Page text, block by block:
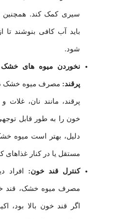
سیری کمک کند.
باید آب کافی بنوشند تا
شود.
نخوردن میوه های خشک
پرقند: مصرف میوه خشک در
پرقند، مانند نان، غلات
خون را به طور قابل
دلیل، بهتر است میوه
مستقل یا در کنار
کنترل قند خون: افراد
مصرف میوه خشک، قند
اگر قند خون بالا بود،